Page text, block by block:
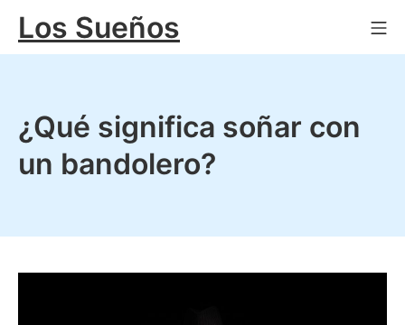
contenido
Los Sueños
¿Qué significa soñar con
un bandolero?